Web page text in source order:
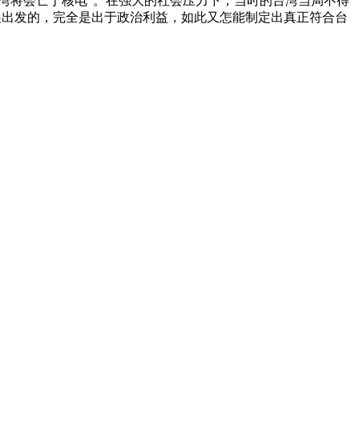
发的，完全是出于政治利益，如此又怎能制定出真正符合台